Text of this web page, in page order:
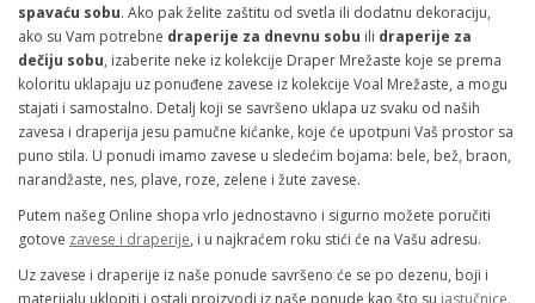
spavaću sobu. Ako pak želite zaštitu od svetla ili dodatnu dekoraciju,
ako su Vam potrebne draperije za dnevnu sobu ili draperije za
dečiju sobu, izaberite neke iz kolekcije Draper Mrežaste koje se prema
koloritu uklapaju uz ponuđene zavese iz kolekcije Voal Mrežaste, a mogu
stajati i samostalno. Detalj koji se savršeno uklapa uz svaku od naših
zavesa i draperija jesu pamučne kićanke, koje će upotpuni Vaš prostor sa
puno stila. U ponudi imamo zavese u sledećim bojama: bele, bež, braon,
narandžaste, nes, plave, roze, zelene i žute zavese.
Putem našeg Online shopa vrlo jednostavno i sigurno možete poručiti
gotove zavese i draperije, i u najkraćem roku stići će na Vašu adresu.
Uz zavese i draperije iz naše ponude savršeno će se po dezenu, boji i
materijalu uklopiti i ostali proizvodi iz naše ponude kao što su jastučnice,